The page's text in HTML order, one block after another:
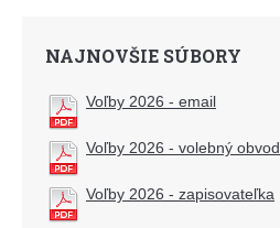
NAJNOVŠIE SÚBORY
Voľby 2026 - email
Voľby 2026 - volebný obvod
Voľby 2026 - zapisovateľka